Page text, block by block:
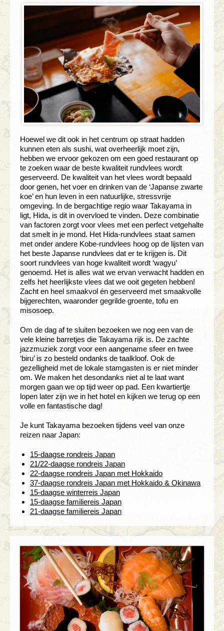
Hoewel we dit ook in het centrum op straat hadden
kunnen eten als sushi, wat overheerlijk moet zijn,
hebben we ervoor gekozen om een goed restaurant op
te zoeken waar de beste kwaliteit rundvlees wordt
geserveerd. De kwaliteit van het vlees wordt bepaald
door genen, het voer en drinken van de ‘Japanse zwarte
koe’ en hun leven in een natuurlijke, stressvrije
omgeving. In de bergachtige regio waar Takayama in
ligt, Hida, is dit in overvloed te vinden. Deze combinatie
van factoren zorgt voor vlees met een perfect vetgehalte
dat smelt in je mond. Het Hida-rundvlees staat samen
met onder andere Kobe-rundvlees hoog op de lijsten van
het beste Japanse rundvlees dat er te krijgen is. Dit
soort rundvlees van hoge kwaliteit wordt ‘wagyu’
genoemd. Het is alles wat we ervan verwacht hadden en
zelfs het heerlijkste vlees dat we ooit gegeten hebben!
Zacht en heel smaakvol én geserveerd met smaakvolle
bijgerechten, waaronder gegrilde groente, tofu en
misosoep.
Om de dag af te sluiten bezoeken we nog een van de
vele kleine barretjes die Takayama rijk is. De zachte
jazzmuziek zorgt voor een aangename sfeer en twee
‘biru’ is zo besteld ondanks de taalkloof. Ook de
gezelligheid met de lokale stamgasten is er niet minder
om. We maken het desondanks niet al te laat want
morgen gaan we op tijd weer op pad. Een kwartiertje
lopen later zijn we in het hotel en kijken we terug op een
volle en fantastische dag!
Je kunt Takayama bezoeken tijdens veel van onze
reizen naar Japan:
15-daagse rondreis Japan
21/22-daagse rondreis Japan
22-daagse rondreis Japan met Hokkaido
37-daagse rondreis Japan met Hokkaido & Okinawa
15-daagse winterreis Japan
15-daagse familiereis Japan
21-daagse familiereis Japan